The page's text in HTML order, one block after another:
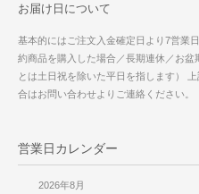
お届け日について
基本的にはご注文入金確定日より7営業
約商品を購入した場合／長期連休／お
とは土日祝を除いた平日を指します）
合はお問い合わせよりご連絡ください。
営業日カレンダー
2026年8月